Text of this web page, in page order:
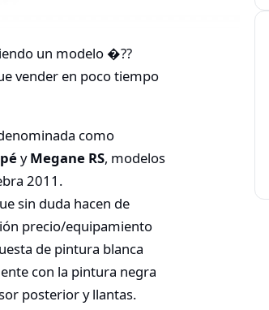
un modelo �??
vender en poco tiempo
como
yMegane RS, modelos
2011.
sin duda hacen de
precio/equipamiento
de pintura blanca
con la pintura negra
posterior y llantas.